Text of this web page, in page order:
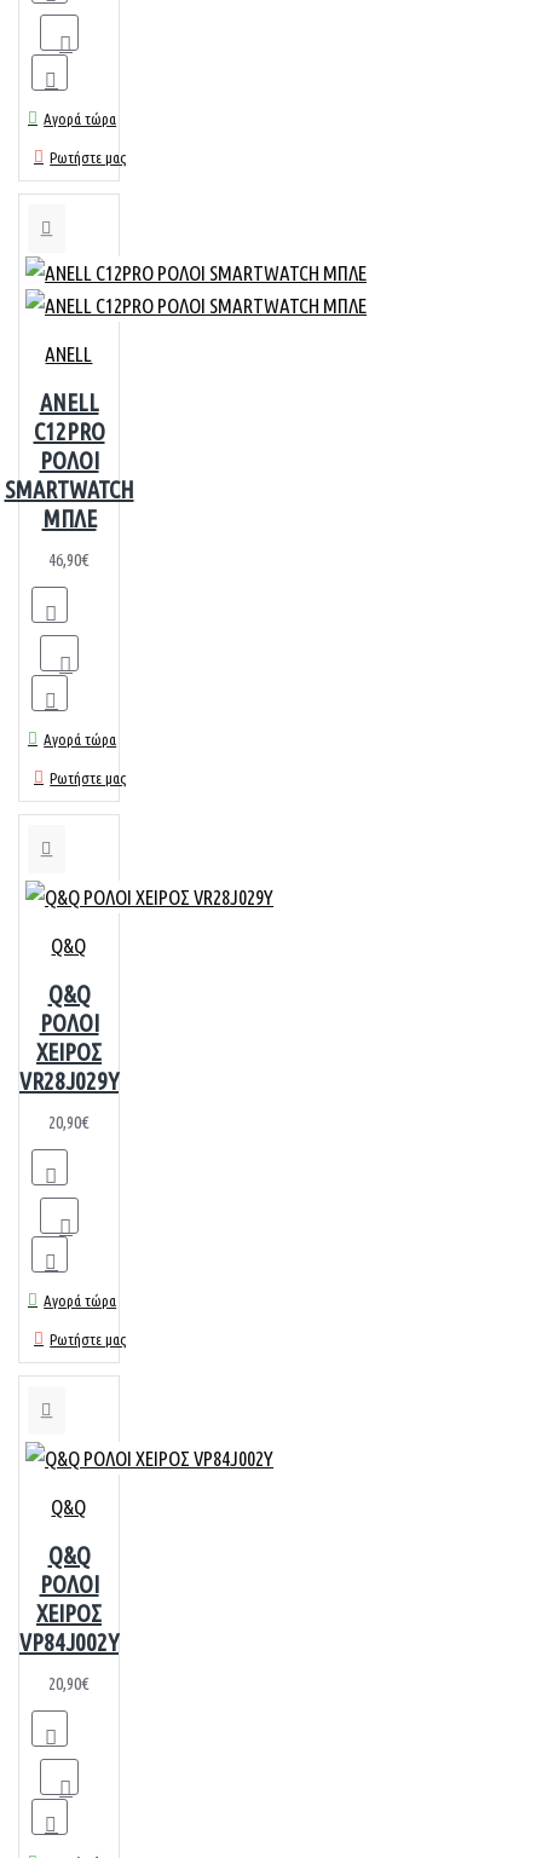
Αγορά τώρα
Ρωτήστε μας
ANELL
ANELL
C12PRO
ΡΟΛΟΙ
SMARTWATCH
ΜΠΛΕ
46,90€
Αγορά τώρα
Ρωτήστε μας
Q&Q
Q&Q
ΡΟΛΟΙ
ΧΕΙΡΟΣ
VR28J029Y
20,90€
Αγορά τώρα
Ρωτήστε μας
Q&Q
Q&Q
ΡΟΛΟΙ
ΧΕΙΡΟΣ
VP84J002Y
20,90€